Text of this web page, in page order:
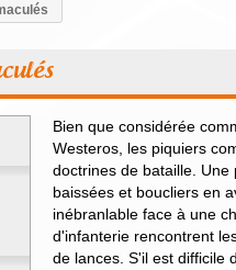
Bien que considérée
Westeros, les piquiers
doctrines de bataille.
baissées et boucliers en
inébranlable face à une
d'infanterie rencontrent
de lances. S'il est difficile